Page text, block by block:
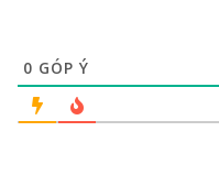
0 GÓP Ý